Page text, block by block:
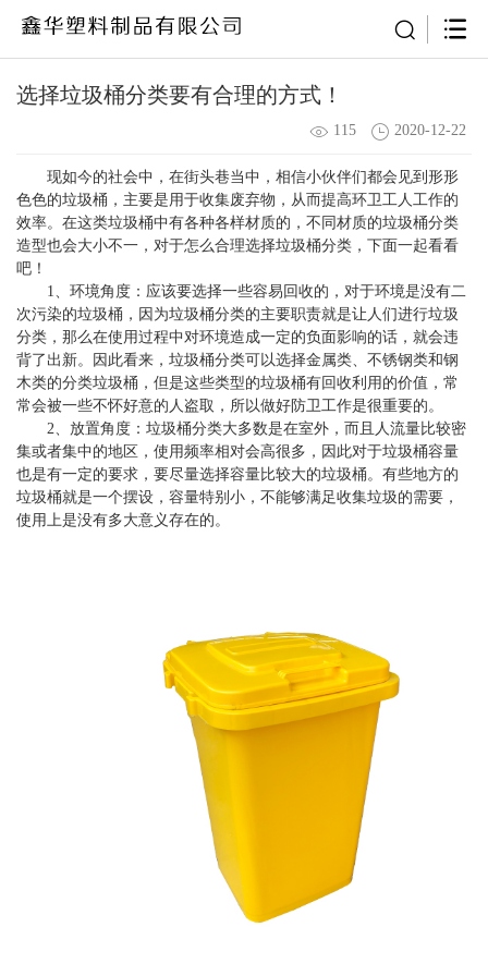
选择垃圾桶分类要有合理的方式！
115 2020-12-22
现如今的社会中，在街头巷当中，相信小伙伴们都会见到形形
色色的垃圾桶，主要是用于收集废弃物，从而提高环卫工人工作的
效率。在这类垃圾桶中有各种各样材质的，不同材质的垃圾桶分类
造型也会大小不一，对于怎么合理选择垃圾桶分类，下面一起看看
吧！
1、环境角度：应该要选择一些容易回收的，对于环境是没有二
次污染的垃圾桶，因为垃圾桶分类的主要职责就是让人们进行垃圾
分类，那么在使用过程中对环境造成一定的负面影响的话，就会违
背了出新。因此看来，垃圾桶分类可以选择金属类、不锈钢类和钢
木类的分类垃圾桶，但是这些类型的垃圾桶有回收利用的价值，常
常会被一些不怀好意的人盗取，所以做好防卫工作是很重要的。
2、放置角度：垃圾桶分类大多数是在室外，而且人流量比较密
集或者集中的地区，使用频率相对会高很多，因此对于垃圾桶容量
也是有一定的要求，要尽量选择容量比较大的垃圾桶。有些地方的
垃圾桶就是一个摆设，容量特别小，不能够满足收集垃圾的需要，
使用上是没有多大意义存在的。